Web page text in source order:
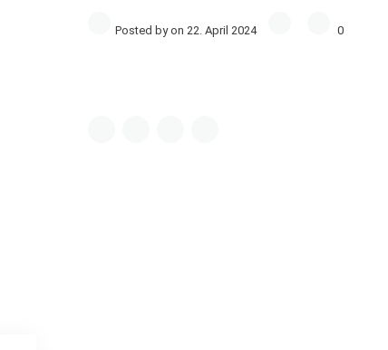
Posted by on 22. April 2024 0